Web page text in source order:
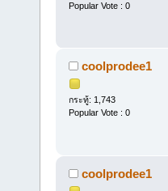
Popular Vote : 0
coolprodee1
กระทู้: 1,743
Popular Vote : 0
coolprodee1